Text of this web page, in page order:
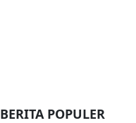
BERITA POPULER